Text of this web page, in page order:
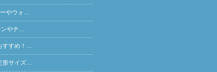
ーやウォ…
ンやチ…
すすめ！…
形サイズ…